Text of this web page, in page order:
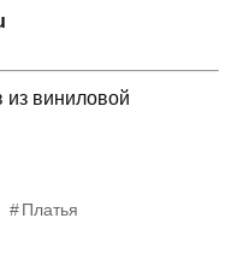
из виниловой
Платья